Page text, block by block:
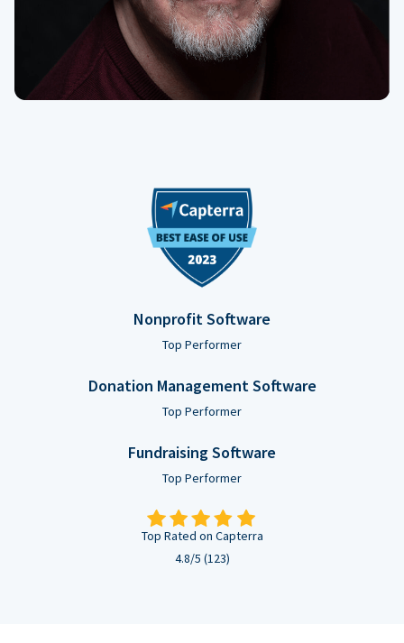
Nonprofit Software
Top Performer
Donation Management Software
Top Performer
Fundraising Software
Top Performer
Top Rated on Capterra
4.8/5 (123)